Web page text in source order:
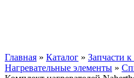
Главная » Каталог » Запчасти
Нагревательные элементы »